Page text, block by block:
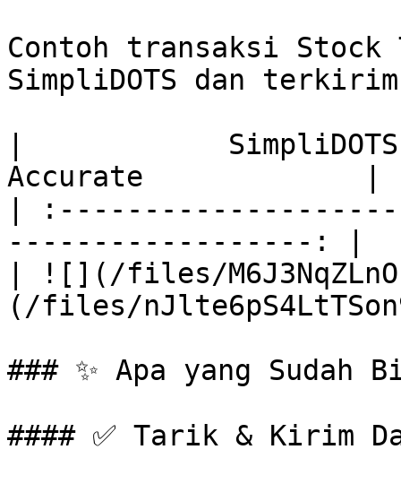
Contoh transaksi
SimpliDOTS dan
|
Accurate             |
|
------------------: |
| ![](/files/
(/files/
### ✨ Apa yang Sudah
#### ✅ Tarik & Kirim